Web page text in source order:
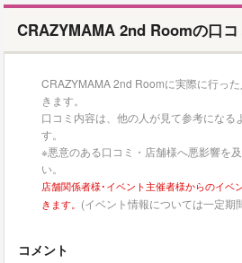
CRAZYMAMA 2nd Roomの口
CRAZYMAMA 2nd Roomに実際に行っ
きます。
口コミ内容は、他の人が見て参考になる
す。
※悪意のある口コミ・店舗様へ悪影響を
い。
店舗関係者様･イベント主催者様からのイベ
きます。 (イベント情報については一定期
コメント